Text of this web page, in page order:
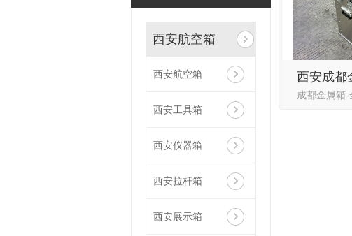
西安航空箱
西安航空箱
西安工具箱
西安仪器箱
西安拉杆箱
西安展示箱